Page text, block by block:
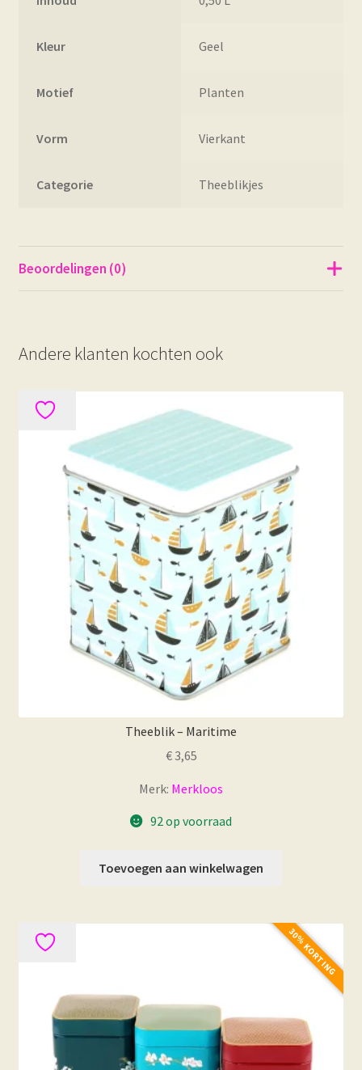
Kleur Geel
Motief Planten
Vorm Vierkant
Categorie Theeblikjes
Beoordelingen (0)
Andere klanten kochten ook
Theeblik – Maritime
€3,65
Merk: Merkloos
92 op voorraad
Toevoegen aan winkelwagen
30% KORTING